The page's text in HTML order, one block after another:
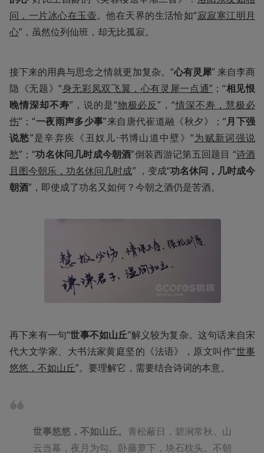
问，一片冰心在玉壶。他在天界的生活恰如“寂寂寒江明月
心”，虽然位列仙班，却无比孤寂。
接下来的用典与思念之情就更加复杂。“心有灵犀” 来自李商
隐《无题》“身无彩凤双飞翼，心有灵犀一点通” ；“相见恨
晚情深却不寿”，说的是“物极必反”，“情深不寿，慧极必
伤”；“一夜雨声多少事”来自唐代崔道融《秋夕》；“月下强
说愁”是辛弃疾《丑奴儿·书博山道中壁》“为赋新词强说
愁”；“功名休问几时成今朝酒”倒装西游记第五回题目 “诗酒
且图今朝乐，功名休问几时成” ，变成“功名休问，几时成今
朝酒”，即使成了功名又如何？今朝之酒仍是苦酒。
再下来有一句“世事不如山丘”解义较为复杂。这句话来自宋
代大文学家、大书法家黄庭坚的《法语》，原文叫作“世事
悠悠，不如山丘”。要理解它，需要结合诗词的本意。
世事悠悠，不如山丘。 青松蔽日，碧涧常秋。山
云当幕，夜月为勾。卧藤萝下，块石枕头。不朝